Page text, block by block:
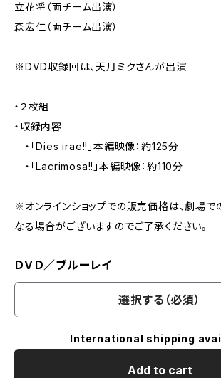
立花将（両チーム出演）
森宏仁（両チーム出演）
※DVD収録回は、天月ミクさんが出演
・２枚組
・収録内容
・「Dies irae!!」本編映像：約125分
・「Lacrimosa!!」本編映像：約110分
※オンラインショップでの販売価格は、劇場
なる場合がございますのでご了承ください。
ＤＶＤ／ブルーレイ
選択する（必須）
International shipping
Add to cart